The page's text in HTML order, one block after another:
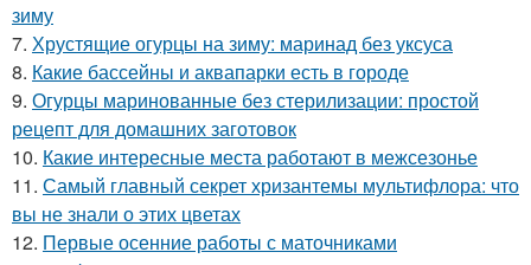
зиму
7. Хрустящие огурцы на зиму: маринад без уксуса
8. Какие бассейны и аквапарки есть в городе
9. Огурцы маринованные без стерилизации: простой
рецепт для домашних заготовок
10. Какие интересные места работают в межсезонье
11. Самый главный секрет хризантемы мультифлора: что
вы не знали о этих цветах
12. Первые осенние работы с маточниками